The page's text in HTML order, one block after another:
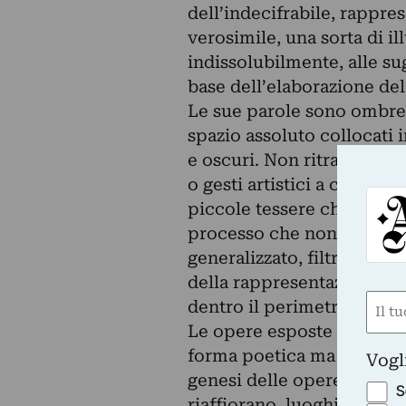
dell’indecifrabile,
verosimile, una sorta di
indissolubilmente, alle
base dell’elaborazione
Le sue parole sono
spazio assoluto collocati
e oscuri. Non ritratti o
o gesti artistici a cui
piccole tessere che
processo che non è più
generalizzato, filtrato
della rappresentazione
dentro il perimetro delle
Le opere esposte
forma poetica ma anche
genesi delle opere
Nome